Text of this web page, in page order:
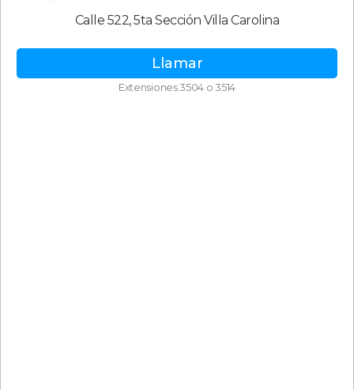
Calle 522, 5ta Sección Villa Carolina
Llamar
Extensiones 3504 o 3514